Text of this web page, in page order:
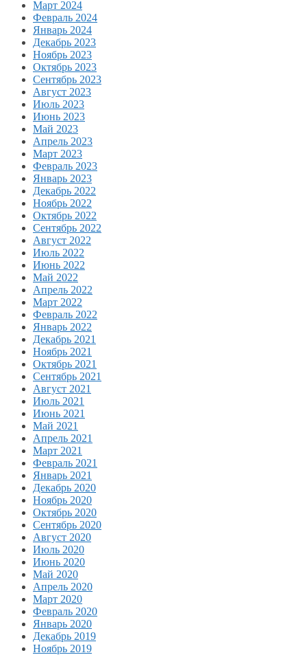
Март 2024
Февраль 2024
Январь 2024
Декабрь 2023
Ноябрь 2023
Октябрь 2023
Сентябрь 2023
Август 2023
Июль 2023
Июнь 2023
Май 2023
Апрель 2023
Март 2023
Февраль 2023
Январь 2023
Декабрь 2022
Ноябрь 2022
Октябрь 2022
Сентябрь 2022
Август 2022
Июль 2022
Июнь 2022
Май 2022
Апрель 2022
Март 2022
Февраль 2022
Январь 2022
Декабрь 2021
Ноябрь 2021
Октябрь 2021
Сентябрь 2021
Август 2021
Июль 2021
Июнь 2021
Май 2021
Апрель 2021
Март 2021
Февраль 2021
Январь 2021
Декабрь 2020
Ноябрь 2020
Октябрь 2020
Сентябрь 2020
Август 2020
Июль 2020
Июнь 2020
Май 2020
Апрель 2020
Март 2020
Февраль 2020
Январь 2020
Декабрь 2019
Ноябрь 2019